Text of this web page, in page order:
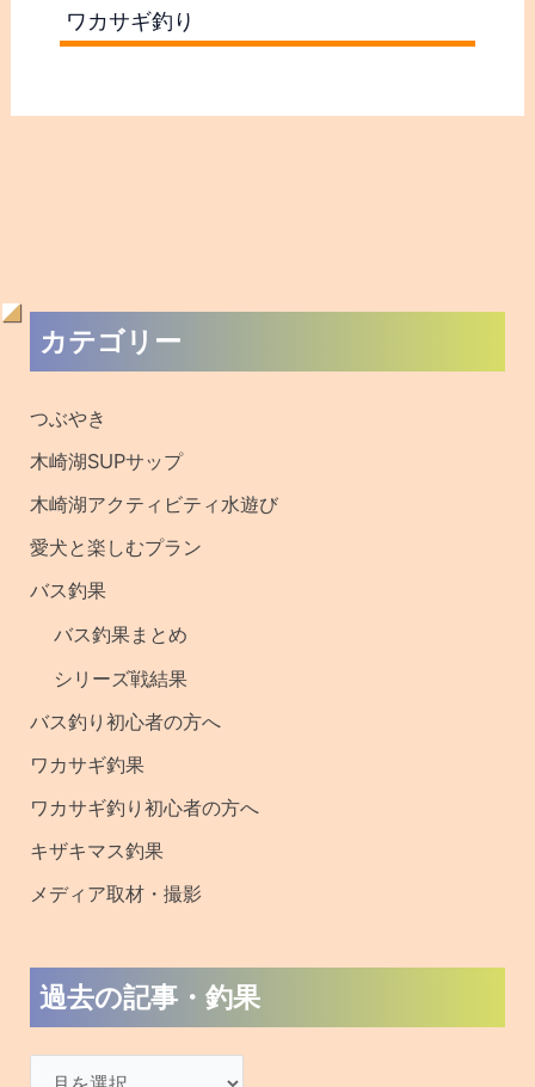
ワカサギ釣り
カテゴリー
つぶやき
木崎湖SUPサップ
木崎湖アクティビティ水遊び
愛犬と楽しむプラン
バス釣果
バス釣果まとめ
シリーズ戦結果
バス釣り初心者の方へ
ワカサギ釣果
ワカサギ釣り初心者の方へ
キザキマス釣果
メディア取材・撮影
過去の記事・釣果
去
・
釣
果